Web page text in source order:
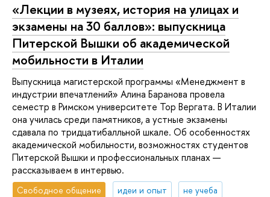
«Лекции в музеях, история на улицах и
экзамены на 30 баллов»: выпускница
Питерской Вышки об академической
мобильности в Италии
Выпускница магистерской программы «Менеджмент в
индустрии впечатлений» Алина Баранова провела
семестр в Римском университете Тор Вергата. В Италии
она училась среди памятников, а устные экзамены
сдавала по тридцатибалльной шкале. Об особенностях
академической мобильности, возможностях студентов
Питерской Вышки и профессиональных планах —
рассказываем в интервью.
Свободное общение идеи и опыт
не учеба